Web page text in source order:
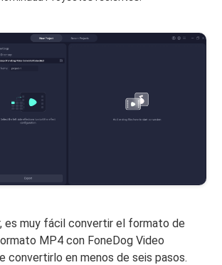
es muy fácil convertir el formato de
MP4 con FoneDog Video
convertirlo en menos de seis pasos.